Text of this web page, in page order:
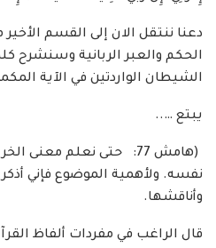
دعنا ننتقل الان إلى القسم
الحكم والعبر الربانية وسنشرح
الشيطان الواردتين في الآية
يبتع …..
(هامش 77: حتى نعلم معنى
نفسه. ولأهمية الموضوع فإني
وأناقشها.
قال الراغب في مفردات ألفاظ